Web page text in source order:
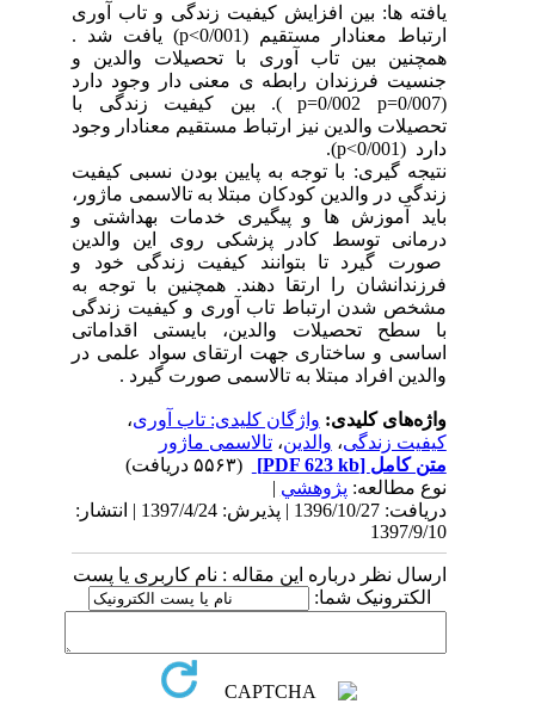
یافته ها: بین افزایش کیفیت زندگی و تاب آوری
ارتباط معنادار مستقیم (p<0/001) یافت شد .
همچنین بین تاب آوری با تحصیلات والدین و
جنسیت فرزندان رابطه ی معنی دار وجود دارد
(p=0/002 p=0/007 ). بین کیفیت زندگی با
تحصیلات والدین نیز ارتباط مستقیم معنادار وجود
دارد (p<0/001).
نتیجه گیری: با توجه به پایین بودن نسبی کیفیت
زندگی در والدین کودکان مبتلا به تالاسمی ماژور،
باید آموزش ها و پیگیری خدمات بهداشتی و
درمانی توسط کادر پزشکی روی این والدین
صورت گیرد تا بتوانند کیفیت زندگی خود و
فرزندانشان را ارتقا دهند. همچنین با توجه به
مشخص شدن ارتباط تاب آوری و کیفیت زندگی
با سطح تحصیلات والدین، بایستی اقداماتی
اساسی و ساختاری جهت ارتقای سواد علمی در
والدین افراد مبتلا به تالاسمی صورت گیرد .
واژه‌های کلیدی:واژگان کلیدی: تاب آوری،
کیفیت زندگی،والدین،تالاسمی ماژور
متن کامل[PDF 623 kb]
نوع مطالعه:پژوهشي|
دریافت: 1396/10/27 | پذیرش: 1397/4/24 | انتشار:
1397/9/10
ارسال نظر درباره این مقاله : نام کاربری یا پست
الکترونیک شما: